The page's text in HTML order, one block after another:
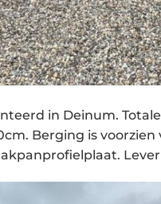
in Deinum.
Berging is